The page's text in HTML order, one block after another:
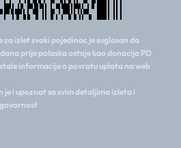
izlet svaki pojedinac je suglasan da
prije polaska ostaje kao donacija PD
informacije o povratu uplata na web
je i upoznat sa svim detaljima izleta i